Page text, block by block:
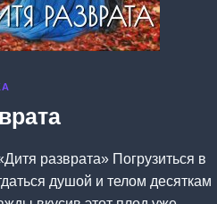
разврата» Погрузиться в
душой и телом десяткам